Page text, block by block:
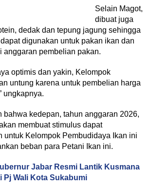
Selain Magot,
dibuat juga
dedak dan tepung jagung sehingga
digunakan untuk pakan ikan dan
anggaran pembelian pakan.
optimis dan yakin, Kelompok
untung karena untuk pembelian harga
ungkapnya.
bahwa kedepan, tahun anggaran 2026,
membuat stimulus dapat
untuk Kelompok Pembudidaya Ikan ini
beban para Petani Ikan ini.
Jabar Resmi Lantik Kusmana
Pj Wali Kota Sukabumi